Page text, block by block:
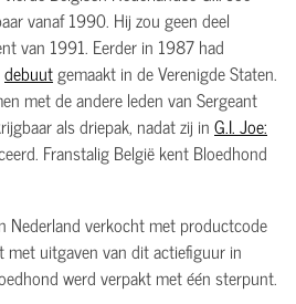
vanaf 1990. Hij zou geen deel
van 1991. Eerder in 1987 had
debuutgemaakt in de Verenigde Staten.
met de andere leden van Sergeant
als driepak, nadat zij inG.I. Joe:
Franstalig België kent Bloedhond
Nederland verkocht met productcode
uitgaven van dit actiefiguur in
werd verpakt met één sterpunt.